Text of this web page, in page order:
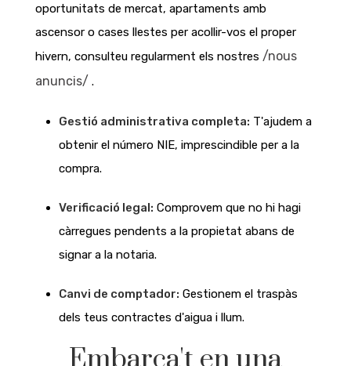
oportunitats de mercat, apartaments amb
ascensor o cases llestes per acollir-vos el proper
hivern, consulteu regularment els nostres /nous
anuncis/ .
Gestió administrativa completa: T'ajudem a
obtenir el número NIE, imprescindible per a la
compra.
Verificació legal: Comprovem que no hi hagi
càrregues pendents a la propietat abans de
signar a la notaria.
Canvi de comptador: Gestionem el traspàs
dels teus contractes d'aigua i llum.